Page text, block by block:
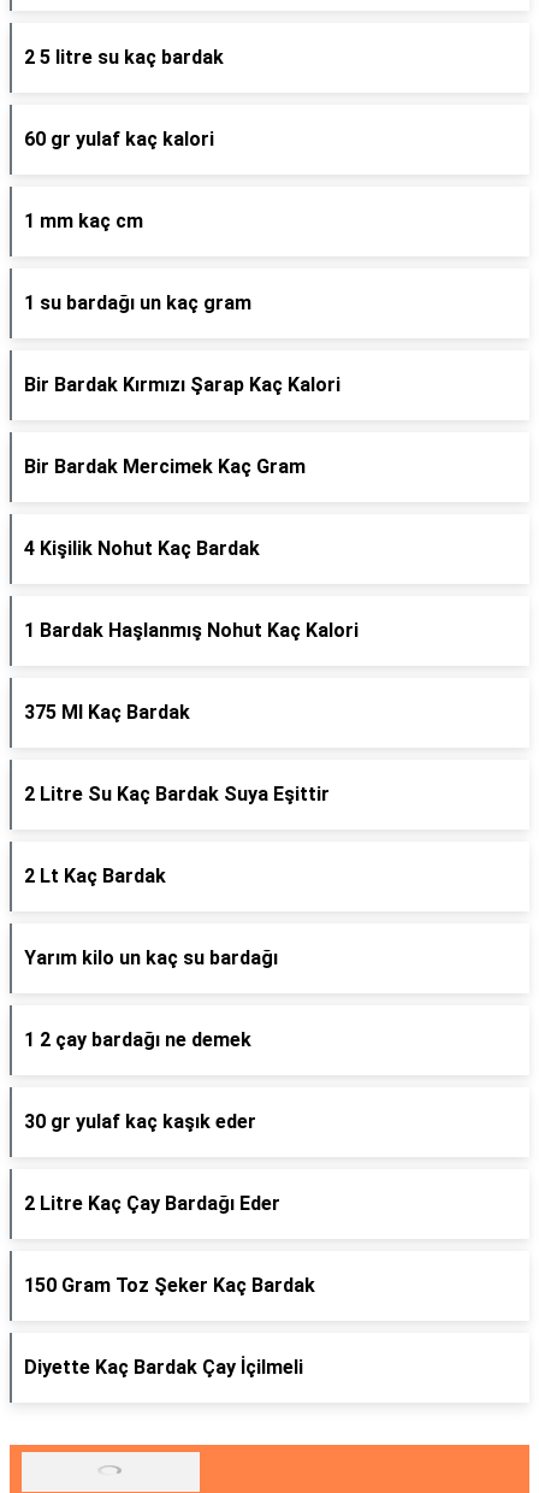
2 5 litre su kaç bardak
60 gr yulaf kaç kalori
1 mm kaç cm
1 su bardağı un kaç gram
Bir Bardak Kırmızı Şarap Kaç Kalori
Bir Bardak Mercimek Kaç Gram
4 Kişilik Nohut Kaç Bardak
1 Bardak Haşlanmış Nohut Kaç Kalori
375 Ml Kaç Bardak
2 Litre Su Kaç Bardak Suya Eşittir
2 Lt Kaç Bardak
Yarım kilo un kaç su bardağı
1 2 çay bardağı ne demek
30 gr yulaf kaç kaşık eder
2 Litre Kaç Çay Bardağı Eder
150 Gram Toz Şeker Kaç Bardak
Diyette Kaç Bardak Çay İçilmeli